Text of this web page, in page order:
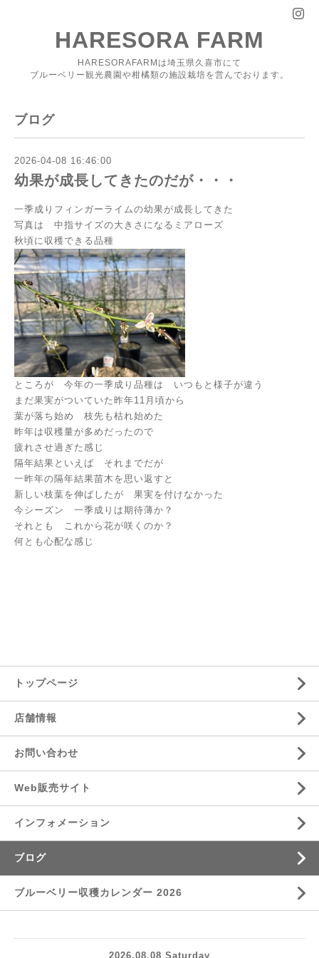
HARESORA FARM
HARESORAFARMは埼玉県久喜市にて
ブルーベリー観光農園や柑橘類の施設栽培を営んでおります。
ブログ
2026-04-08 16:46:00
幼果が成長してきたのだが・・・
一季成りフィンガーライムの幼果が成長してきた
写真は 中指サイズの大きさになるミアローズ
秋頃に収穫できる品種
ところが 今年の一季成り品種は いつもと様子が違う
まだ果実がついていた昨年11月頃から
葉が落ち始め 枝先も枯れ始めた
昨年は収穫量が多めだったので
疲れさせ過ぎた感じ
隔年結果といえば それまでだが
一昨年の隔年結果苗木を思い返すと
新しい枝葉を伸ばしたが 果実を付けなかった
今シーズン 一季成りは期待薄か？
それとも これから花が咲くのか？
何とも心配な感じ
トップページ
店舗情報
お問い合わせ
Web販売サイト
インフォメーション
ブログ
ブルーベリー収穫カレンダー 2026
2026.08.08 Saturday